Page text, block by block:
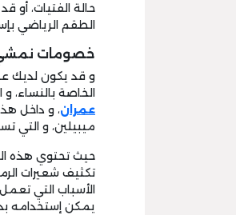
حالة الفتيات،
الطقم الرياضي
خصومات
و قد يكون لديك
الخاصة بالنساء،
عمران، و داخل
ميبيلين، و التي
حيث تحتوي هذه
تكثيف شعيرات
الأسباب التي
يمكن إستخدامه